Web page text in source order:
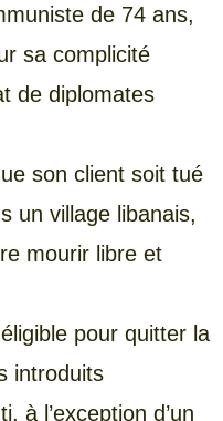
de 74 ans,
sa complicité
de diplomates
son client soit tué
un village libanais,
mourir libre et
pour quitter la
introduits
à l’exception d’un